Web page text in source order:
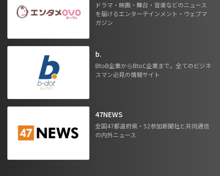
ドラマ・映画・舞台・音楽などのニュース
を届けるエンターテインメント・ウェブマ
ガジン
b.
BtoB企業からBtoC企業まで。全てのビジネ
スマン必見の情報サイト
47NEWS
全国47都道府県・52参加新聞社と共同通信
の内外ニュース